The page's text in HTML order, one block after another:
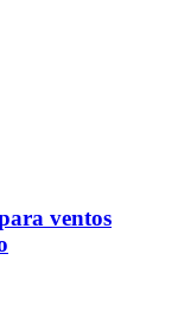
ventos